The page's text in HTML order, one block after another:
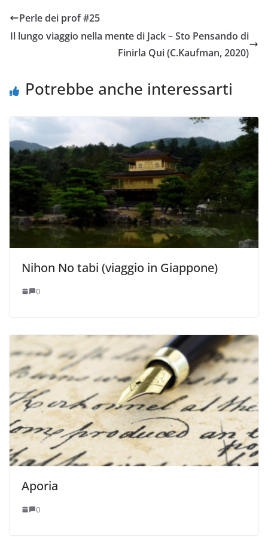
Perle dei prof #25
Il lungo viaggio nella mente di Jack – Sto Pensando di
Finirla Qui (C.Kaufman, 2020)
Potrebbe anche interessarti
Nihon No tabi (viaggio in Giappone)
0
Aporia
0